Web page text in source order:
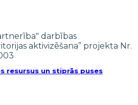
resursus un stiprās puses
darbības
aktivizēšana” projekta Nr.